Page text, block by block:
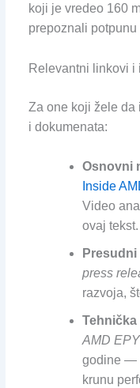
koji je vredeo 160
prepoznali
Relevantni linkovi i
Za one koji žele da
i dokumenata:
Osnovni
Inside
Video
ovaj tekst.
press
razvoja,
AMD
godine —
krunu